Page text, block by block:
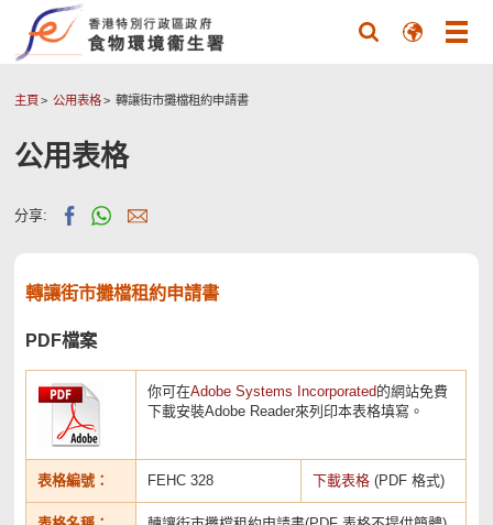
主頁 公用表格 轉讓街市攤檔租約申請書
公用表格
分享:
轉讓街市攤檔租約申請書
PDF檔案
你可在Adobe Systems Incorporated的網站免費
下載安裝Adobe Reader來列印本表格填寫。
表格編號： FEHC 328 下載表格 (PDF 格式)